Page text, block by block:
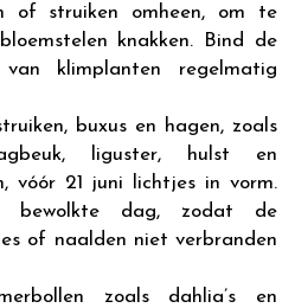
of struiken omheen, om te
knakken. Bind de
klimplanten regelmatig
buxus en hagen, zoals
liguster, hulst en
vóór 21 juni lichtjes in vorm.
dag, zodat de
of naalden niet verbranden
zoals dahlia’s en